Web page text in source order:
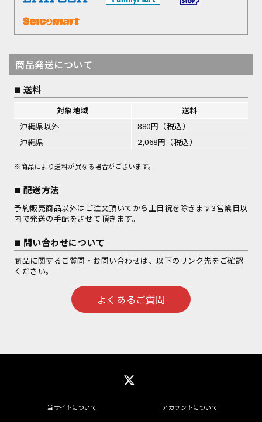
商品発送について
送料
対象地域
送料
沖縄県以外
880円（税込）
沖縄県
2,068円（税込）
※商品により送料が異なる場合がございます。
配送方法
予約販売商品以外はご注文頂いてから土日祝を除きます3営業日以
内で発送の手配をさせて頂きます。
問い合わせについて
商品に関するご質問・お問い合わせは、以下のリンク先をご確認
ください。
よくあるご質問
当サイトについて アカウントについて